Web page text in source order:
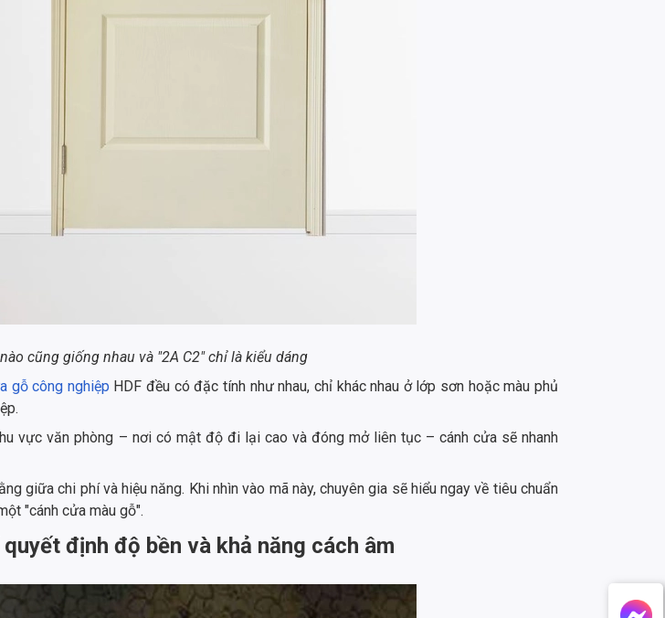
cũng giống nhau và "2A C2" chỉ là kiểu dáng
gỗ công nghiệp HDF đều có đặc tính như nhau, chỉ khác nhau ở lớp sơn hoặc màu phủ
vực văn phòng – nơi có mật độ đi lại cao và đóng mở liên tục – cánh cửa sẽ nhanh
giữa chi phí và hiệu năng. Khi nhìn vào mã này, chuyên gia sẽ hiểu ngay về tiêu chuẩn
"cánh cửa màu gỗ".
định độ bền và khả năng cách âm